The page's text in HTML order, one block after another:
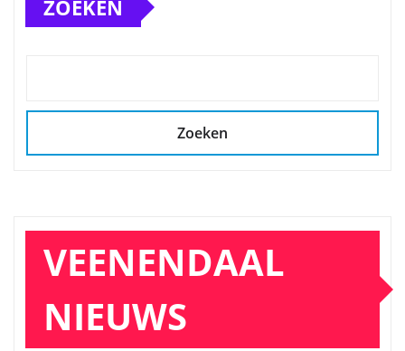
ZOEKEN
Zoeken
VEENENDAAL
NIEUWS